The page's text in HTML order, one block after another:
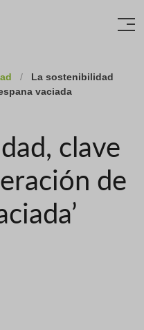
/
La sostenibilidad
vaciada
clave
de